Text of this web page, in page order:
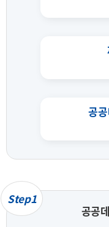
공
Step1
공공